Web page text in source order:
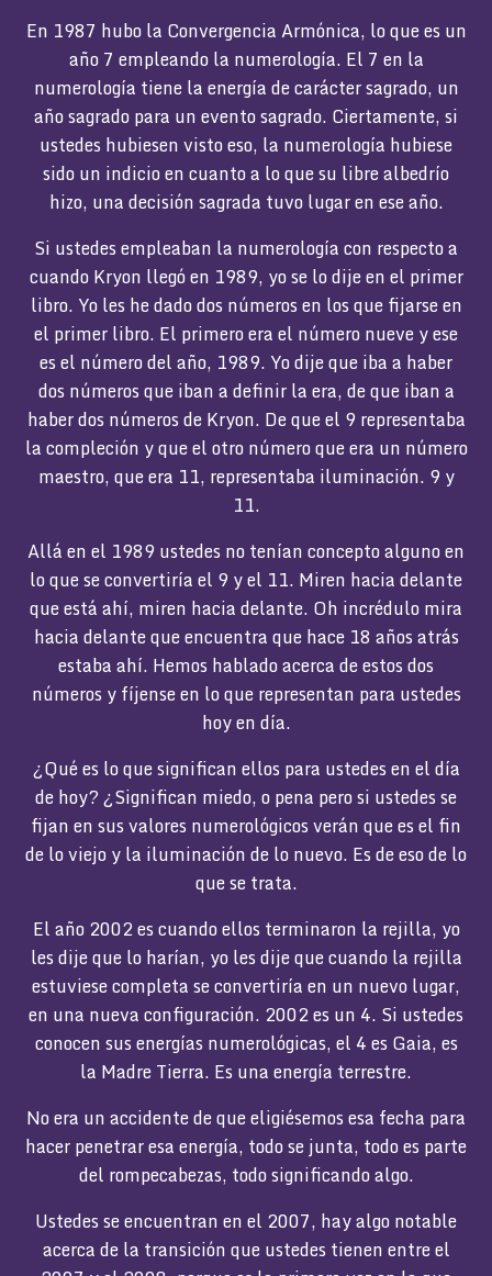
En 1987 hubo la Convergencia Armónica, lo que es un
año 7 empleando la numerología. El 7 en la
numerología tiene la energía de carácter sagrado, un
año sagrado para un evento sagrado. Ciertamente, si
ustedes hubiesen visto eso, la numerología hubiese
sido un indicio en cuanto a lo que su libre albedrío
hizo, una decisión sagrada tuvo lugar en ese año.
Si ustedes empleaban la numerología con respecto a
cuando Kryon llegó en 1989, yo se lo dije en el primer
libro. Yo les he dado dos números en los que fijarse en
el primer libro. El primero era el número nueve y ese
es el número del año, 1989. Yo dije que iba a haber
dos números que iban a definir la era, de que iban a
haber dos números de Kryon. De que el 9 representaba
la compleción y que el otro número que era un número
maestro, que era 11, representaba iluminación. 9 y
11.
Allá en el 1989 ustedes no tenían concepto alguno en
lo que se convertiría el 9 y el 11. Miren hacia delante
que está ahí, miren hacia delante. Oh incrédulo mira
hacia delante que encuentra que hace 18 años atrás
estaba ahí. Hemos hablado acerca de estos dos
números y fíjense en lo que representan para ustedes
hoy en día.
¿Qué es lo que significan ellos para ustedes en el día
de hoy? ¿Significan miedo, o pena pero si ustedes se
fijan en sus valores numerológicos verán que es el fin
de lo viejo y la iluminación de lo nuevo. Es de eso de lo
que se trata.
El año 2002 es cuando ellos terminaron la rejilla, yo
les dije que lo harían, yo les dije que cuando la rejilla
estuviese completa se convertiría en un nuevo lugar,
en una nueva configuración. 2002 es un 4. Si ustedes
conocen sus energías numerológicas, el 4 es Gaia, es
la Madre Tierra. Es una energía terrestre.
No era un accidente de que eligiésemos esa fecha para
hacer penetrar esa energía, todo se junta, todo es parte
del rompecabezas, todo significando algo.
Ustedes se encuentran en el 2007, hay algo notable
acerca de la transición que ustedes tienen entre el